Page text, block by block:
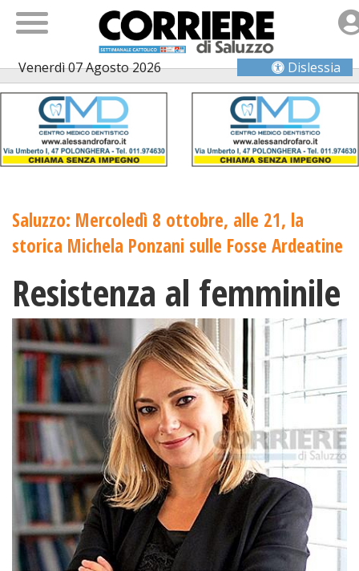
Venerdì 07 Agosto 2026 Dislessia
Saluzzo: Mercoledì 8 ottobre, alle 21, la
storica Michela Ponzani sulle Fosse Ardeatine
Resistenza al femminile